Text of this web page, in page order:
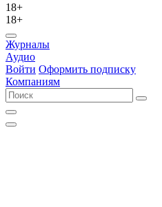
18+
18+
Журналы
Аудио
Войти Оформить подписку
Компаниям